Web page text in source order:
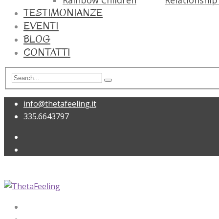
TESTIMONIANZE
EVENTI
BLOG
CONTATTI
info@thetafeeling.it
335.6643797